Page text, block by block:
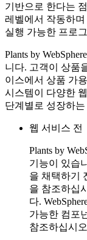
기반으로 한다는
레벨에서 작동하
실행 가능한 프로
Plants by
니다. 고객이 상품
이스에서 상품 가
시스템이 다양한
단계별로 성장하
웹 서비스 전
Plants by
기능이 있습
을 채택하기
을 참조하십
다.
가능한 컴포
참조하십시